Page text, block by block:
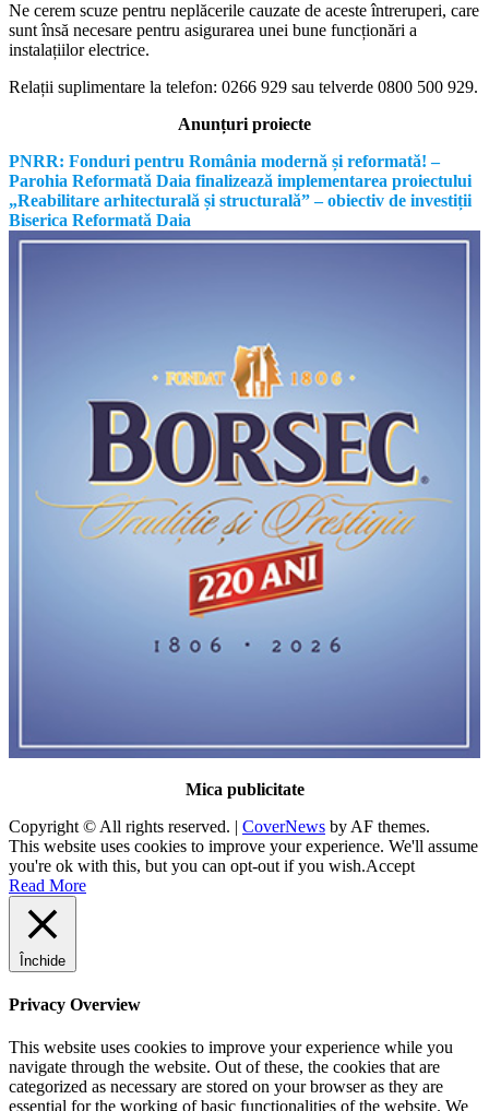
Ne cerem scuze pentru neplăcerile cauzate de aceste întreruperi, care
sunt însă necesare pentru asigurarea unei bune funcționări a
instalațiilor electrice.
Relații suplimentare la telefon: 0266 929 sau telverde 0800 500 929.
Anunțuri proiecte
PNRR: Fonduri pentru România modernă și reformată! –
Parohia Reformată Daia finalizează implementarea proiectului
„Reabilitare arhitecturală și structurală” – obiectiv de investiții
Biserica Reformată Daia
Mica publicitate
Copyright © All rights reserved. | CoverNews by AF themes.
This website uses cookies to improve your experience. We'll assume
you're ok with this, but you can opt-out if you wish.Accept
Read More
Închide
Privacy Overview
This website uses cookies to improve your experience while you
navigate through the website. Out of these, the cookies that are
categorized as necessary are stored on your browser as they are
essential for the working of basic functionalities of the website. We